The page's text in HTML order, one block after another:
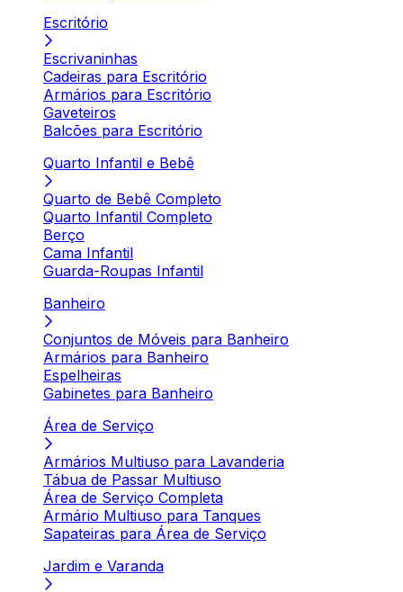
Escritório
Escrivaninhas
Cadeiras para Escritório
Armários para Escritório
Gaveteiros
Balcões para Escritório
Quarto Infantil e Bebê
Quarto de Bebê Completo
Quarto Infantil Completo
Berço
Cama Infantil
Guarda-Roupas Infantil
Banheiro
Conjuntos de Móveis para Banheiro
Armários para Banheiro
Espelheiras
Gabinetes para Banheiro
Área de Serviço
Armários Multiuso para Lavanderia
Tábua de Passar Multiuso
Área de Serviço Completa
Armário Multiuso para Tanques
Sapateiras para Área de Serviço
Jardim e Varanda